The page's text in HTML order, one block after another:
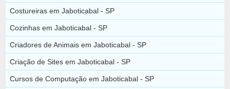
Costureiras em Jaboticabal - SP
Cozinhas em Jaboticabal - SP
Criadores de Animais em Jaboticabal - SP
Criação de Sites em Jaboticabal - SP
Cursos de Computação em Jaboticabal - SP